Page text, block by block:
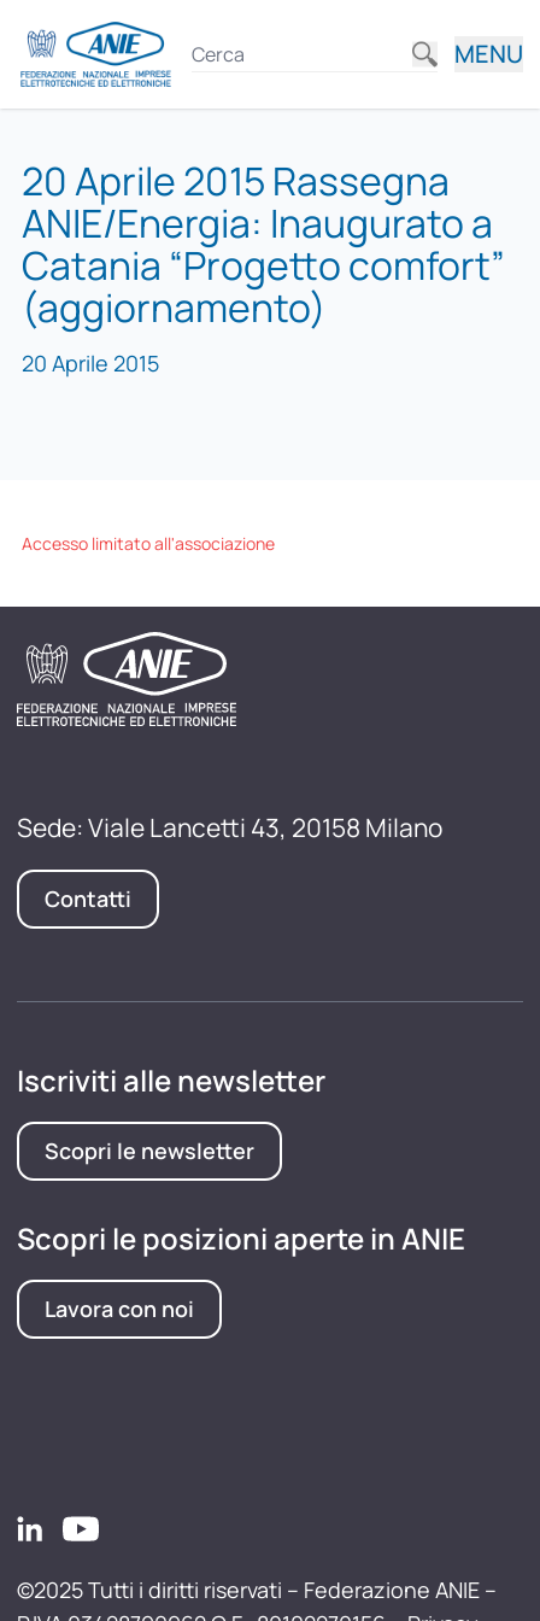
MENU
20 Aprile 2015 Rassegna
ANIE/Energia: Inaugurato a
Catania “Progetto comfort”
(aggiornamento)
20 Aprile 2015
Accesso limitato all'associazione
Sede: Viale Lancetti 43, 20158 Milano
Contatti
Iscriviti alle newsletter
Scopri le newsletter
Scopri le posizioni aperte in ANIE
Lavora con noi
©2025 Tutti i diritti riservati – Federazione ANIE –